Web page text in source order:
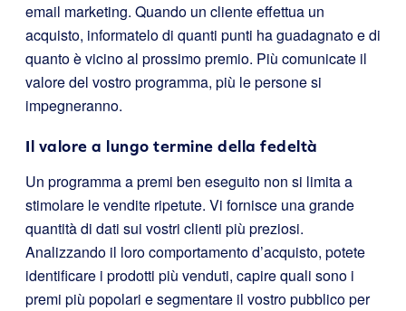
email marketing. Quando un cliente effettua un
acquisto, informatelo di quanti punti ha guadagnato e di
quanto è vicino al prossimo premio. Più comunicate il
valore del vostro programma, più le persone si
impegneranno.
Il valore a lungo termine della fedeltà
Un programma a premi ben eseguito non si limita a
stimolare le vendite ripetute. Vi fornisce una grande
quantità di dati sui vostri clienti più preziosi.
Analizzando il loro comportamento d’acquisto, potete
identificare i prodotti più venduti, capire quali sono i
premi più popolari e segmentare il vostro pubblico per